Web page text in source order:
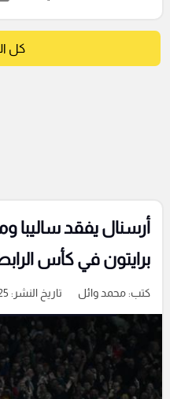
كل
أرسنال يفقد ساليبا
برايتون في كأس
كتب:محمد وائل تاريخ النشر: 28/10/2025